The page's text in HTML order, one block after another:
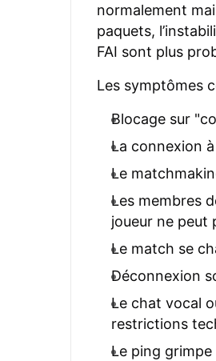
normalement
paquets,
FAI sont plus
Les symptômes
Blocage sur
La connexion
Le
Les membres
joueur ne peut
Le match se
Déconnexion
Le chat vocal
restrictions
Le ping